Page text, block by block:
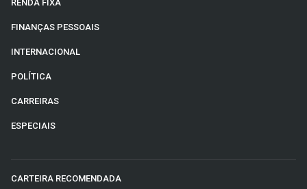
RENDA FIXA
FINANÇAS PESSOAIS
INTERNACIONAL
POLÍTICA
CARREIRAS
ESPECIAIS
CARTEIRA RECOMENDADA